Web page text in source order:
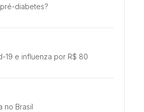
diabetes?
19 e influenza por R$ 80
no Brasil